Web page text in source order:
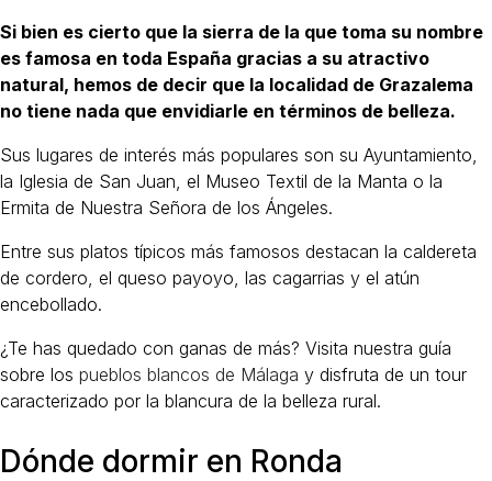
Si bien es cierto que la sierra de la que toma su nombre
es famosa en toda España gracias a su atractivo
natural, hemos de decir que la localidad de Grazalema
no tiene nada que envidiarle en términos de belleza.
Sus lugares de interés más populares son su Ayuntamiento,
la Iglesia de San Juan, el Museo Textil de la Manta o la
Ermita de Nuestra Señora de los Ángeles.
Entre sus platos típicos más famosos destacan la caldereta
de cordero, el queso payoyo, las cagarrias y el atún
encebollado.
¿Te has quedado con ganas de más? Visita nuestra guía
sobre los pueblos blancos de Málaga y disfruta de un tour
caracterizado por la blancura de la belleza rural.
Dónde dormir en Ronda